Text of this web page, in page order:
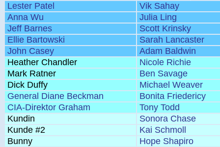
Lester Patel
Vik Sahay
Anna Wu
Julia Ling
Jeff Barnes
Scott Krinsky
Ellie Bartowski
Sarah Lancaster
John Casey
Adam Baldwin
Heather Chandler
Nicole Richie
Mark Ratner
Ben Savage
Dick Duffy
Michael Weaver
General Diane Beckman
Bonita Friedericy
CIA-Direktor Graham
Tony Todd
Kundin
Sonora Chase
Kunde #2
Kai Schmoll
Bunny
Hope Shapiro